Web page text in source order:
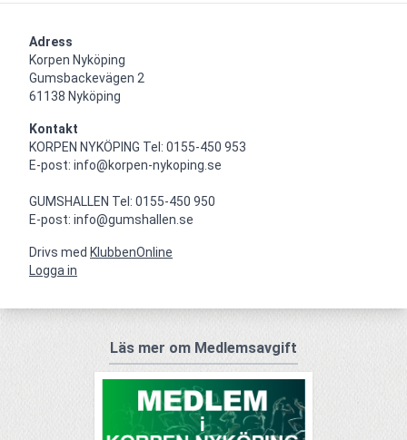
Adress
Korpen Nyköping
Gumsbackevägen 2
61138 Nyköping
Kontakt
KORPEN NYKÖPING Tel: 0155-450 953
E-post: info@korpen-nykoping.se
GUMSHALLEN Tel: 0155-450 950
E-post: info@gumshallen.se
Drivs med KlubbenOnline
Logga in
Läs mer om Medlemsavgift